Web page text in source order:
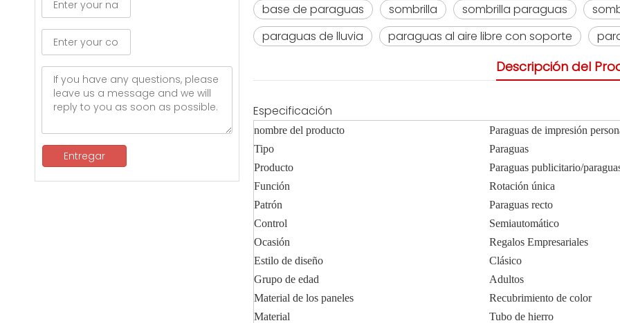
Entregar
base de paraguas
sombrilla sombrilla paraguas
paraguas de lluvia
paraguas al aire libre con soporte
Descripción del
Especificación
nombre del producto
Paraguas de impresión
Tipo
Paraguas
Producto
Paraguas publicitario/
Función
Rotación única
Patrón
Paraguas recto
Control
Semiautomático
Ocasión
Regalos Empresariales
Estilo de diseño
Clásico
Grupo de edad
Adultos
Material de los paneles
Recubrimiento de color
Material
Tubo de hierro